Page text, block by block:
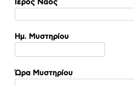
Ιερός Ναός
Ημ. Μυστηρίου
Ώρα Μυστηρίου